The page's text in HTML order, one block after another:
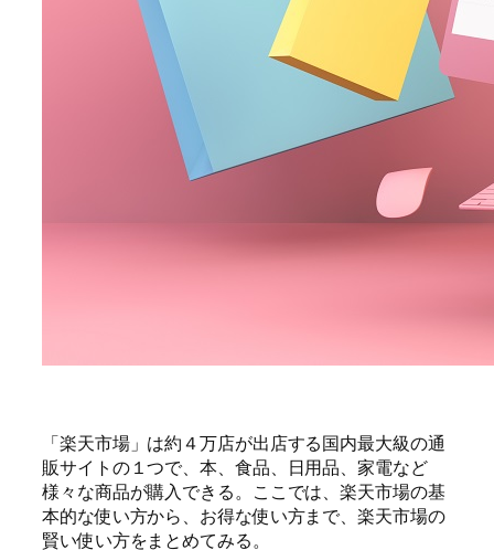
「楽天市場」は約４万店が出店する国内最大級の通
販サイトの１つで、本、食品、日用品、家電など
様々な商品が購入できる。ここでは、楽天市場の基
本的な使い方から、お得な使い方まで、楽天市場の
賢い使い方をまとめてみる。